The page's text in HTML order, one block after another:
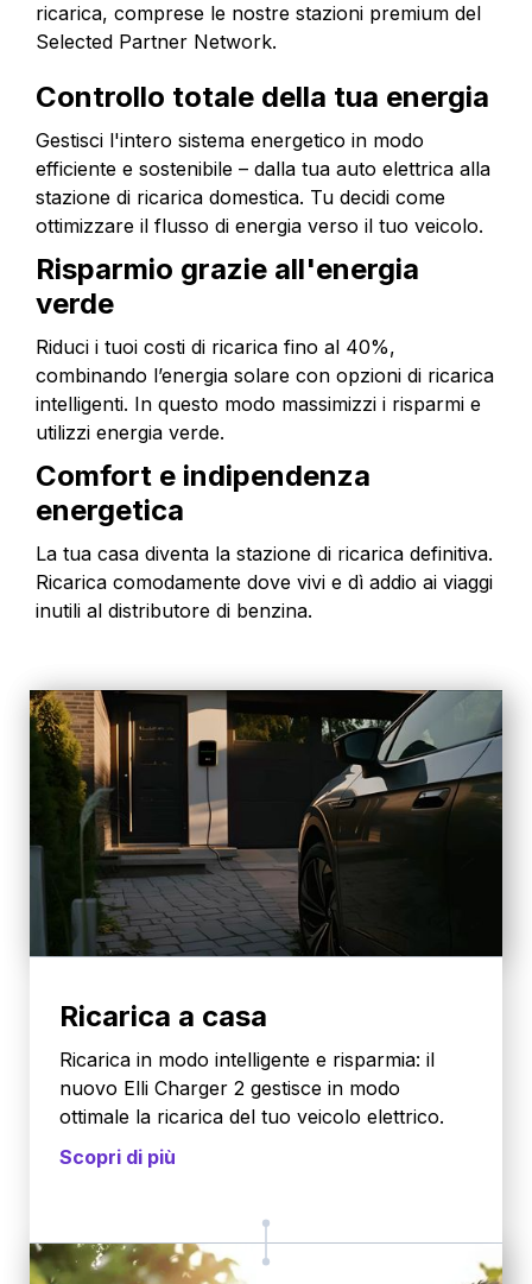
ricarica, comprese le nostre stazioni premium del
Selected Partner Network.
Controllo totale della tua energia
Gestisci l'intero sistema energetico in modo
efficiente e sostenibile – dalla tua auto elettrica alla
stazione di ricarica domestica. Tu decidi come
ottimizzare il flusso di energia verso il tuo veicolo.
Risparmio grazie all'energia
verde
Riduci i tuoi costi di ricarica fino al 40%,
combinando l’energia solare con opzioni di ricarica
intelligenti. In questo modo massimizzi i risparmi e
utilizzi energia verde.
Comfort e indipendenza
energetica
La tua casa diventa la stazione di ricarica definitiva.
Ricarica comodamente dove vivi e dì addio ai viaggi
inutili al distributore di benzina.
Ricarica a casa
Ricarica in modo intelligente e risparmia: il
nuovo Elli Charger 2 gestisce in modo
ottimale la ricarica del tuo veicolo elettrico.
Scopri di più